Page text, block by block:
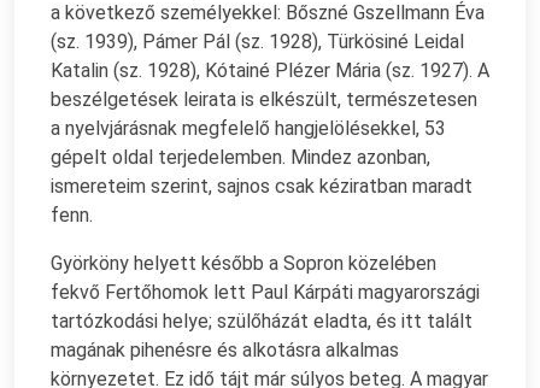
a következő személyekkel: Bőszné Gszellmann Éva
(sz. 1939), Pámer Pál (sz. 1928), Türkösiné Leidal
Katalin (sz. 1928), Kótainé Plézer Mária (sz. 1927). A
beszélgetések leirata is elkészült, természetesen
a nyelvjárásnak megfelelő hangjelölésekkel, 53
gépelt oldal terjedelemben. Mindez azonban,
ismereteim szerint, sajnos csak kéziratban maradt
fenn.
Györköny helyett később a Sopron közelében
fekvő Fertőhomok lett Paul Kárpáti magyarországi
tartózkodási helye; szülőházát eladta, és itt talált
magának pihenésre és alkotásra alkalmas
környezetet. Ez idő tájt már súlyos beteg. A magyar